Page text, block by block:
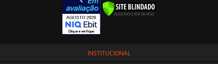
INSTITUCIONAL